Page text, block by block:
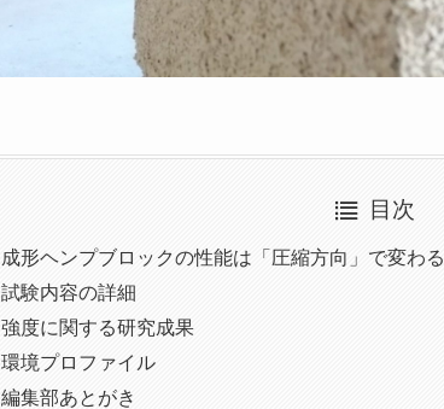
目次
成形ヘンプブロックの性能は「圧縮方向」で変わる
試験内容の詳細
強度に関する研究成果
環境プロファイル
編集部あとがき